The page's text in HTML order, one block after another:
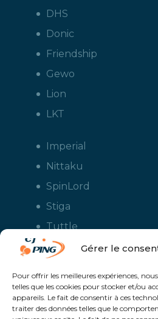
Gérer le
Pour offrir les meilleures expériences,
telles que les cookies pour stocker et/ou
appareils. Le fait de consentir à ces
traiter des données telles que le
DHS
Donic
Friendship
Gewo
Lion
LKT
Imperial
Nittaku
SpinLord
Stiga
Tuttle
Xiom